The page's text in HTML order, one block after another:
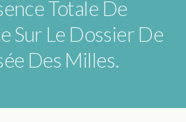
Totale De
Sur Le Dossier De
Des Milles.